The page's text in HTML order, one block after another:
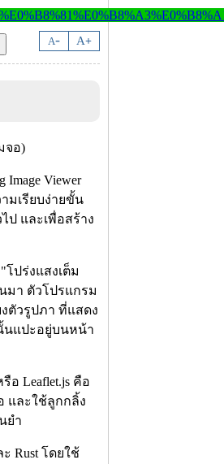
A- A+
Image Viewer
มเรียบง่ายขั้น
และเพื่อสร้าง
ปร่งแสงเต็ม
นมา ตัวโปรแกรม
ตัวรูปภา ที่แสดง
นแปะอยู่บนหน้า
รือ Leaflet.js คือ
และใช้ลูกกลิ้ง
ยำ
Rust โดยใช้